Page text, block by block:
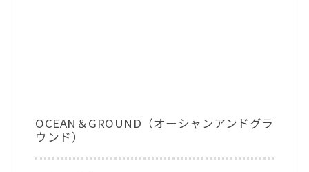
OCEAN＆GROUND（オーシャンアンドグラ
ウンド）